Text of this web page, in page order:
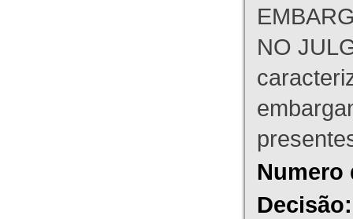
NO
Numero
Decisão: